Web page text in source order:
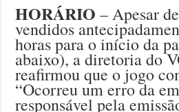
HORÁRIO – Apesar
vendidos
horas para o início da
abaixo), a diretoria do
reafirmou que o jogo
“Ocorreu um erro da
responsável pela